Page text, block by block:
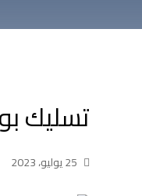
تسليك بواليع 69012105 |
25 يوليو، 2023